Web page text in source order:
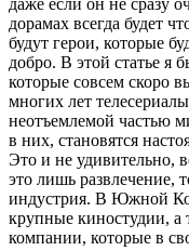
даже если он не сразу
дорамах всегда будет
будут герои, которые
добро. В этой статье я
которые совсем скоро
многих лет
неотъемлемой частью
в них, становятся
Это и не
это лишь развлечение,
индустрия. В Южной
крупные киностудии, а
компании, которые в